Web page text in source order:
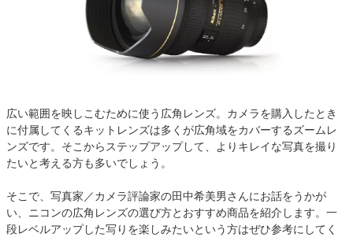
広い範囲を映しこむために使う広角レンズ。カメラを購入したとき
に付属してくるキットレンズは多くが広角域をカバーするズームレ
ンズです。そこからステップアップして、よりキレイな写真を撮り
たいと考える方も多いでしょう。
そこで、写真家／カメラ評論家の田中希美男さんにお話をうかが
い、ニコンの広角レンズの選び方とおすすめ商品を紹介します。一
段レベルアップした写りを楽しみたいという方はぜひ参考にしてく